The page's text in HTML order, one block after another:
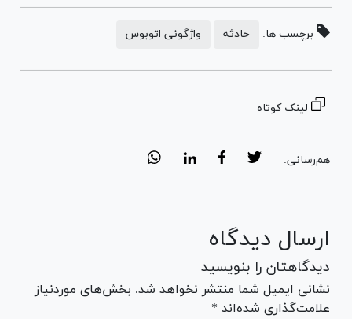
برچسب ها: حادثه واژگونی اتوبوس
لینک کوتاه
هم‌رسانی:
ارسال دیدگاه
دیدگاهتان را بنویسید
نشانی ایمیل شما منتشر نخواهد شد. بخش‌های موردنیاز
علامت‌گذاری شده‌اند *